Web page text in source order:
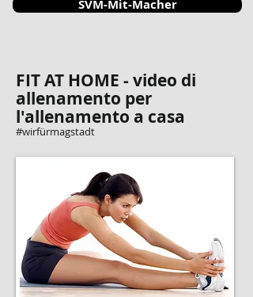
SVM-Mit-Macher
FIT AT HOME - video di
allenamento per
l'allenamento a casa
#wirfürmagstadt